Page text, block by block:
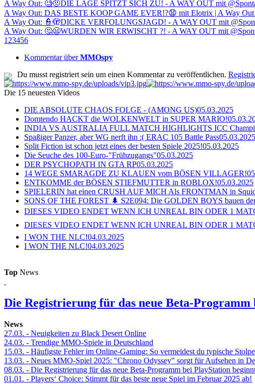
A Way Out: 🧐🤨DIE LAGE SPITZT SICH ZU! - A WAY OUT mit
A Way Out: DAS BESTE KOOP GAME EVER!?😧 mit Elotrix | A Way Out
A Way Out: 👮🫣DICKE VERFOLUNGSJAGD! - A WAY OUT mit
A Way Out: 🤔😦WURDEN WIR ERWISCHT ?! - A WAY OUT mit
1 23456
Kommentar überMMOspy
Du musst registriert sein um einen Kommentar zu veröffentlichen.
Die 15 neuesten Videos
DIE ABSOLUTE CHAOS FOLGE - (AMONG US)05.03.2025
Domtendo HACKT die WOLKENWELT in SUPER MARIO!
INDIA VS AUSTRALIA FULL MATCH HIGHLIGHTS ICC
Spaßiger Panzer, aber WG nerft ihn :( ERAC 105 Battle Pass05.03.2025
Split Fiction ist schon jetzt eines der besten Spiele 2025!05.03.2025
Die Seuche des 100-Euro-"Frühzugangs"05.03.2025
DER PSYCHOPATH IN GTA RP05.03.2025
14 WEGE SMARAGDE ZU KLAUEN vom BÖSEN VILLAGER!
ENTKOMME der BÖSEN STIEFMUTTER in ROBLOX!05.03.2025
SPIELERIN hat einen CRUSH AUF MICH Als FRONTMAN in
SONS OF THE FOREST 🌲 S2E094: Die GOLDEN BOYS bauen
DIESES VIDEO ENDET WENN ICH UNREAL BIN ODER 1
DIESES VIDEO ENDET WENN ICH UNREAL BIN ODER 1
I WON THE NLC!04.03.2025
I WON THE NLC!04.03.2025
Top News
Die Registrierung für das neue Beta-Programm
News
27.03. - Neuigkeiten zu Black Desert Online
24.03. - Trendige MMO-Spiele in Deutschland
15.03. - Häufigste Fehler im Online-Gaming: So vermeidest du typische
13.03. - Neues MMO-Spiel 2025: "Chrono Odyssey" sorgt für Aufsehen in
08.03. - Die Registrierung für das neue Beta-Programm bei PlayStation
01.01. - Players‘ Choice: Stimmt für das beste neue Spiel im Februar 2025 ab!